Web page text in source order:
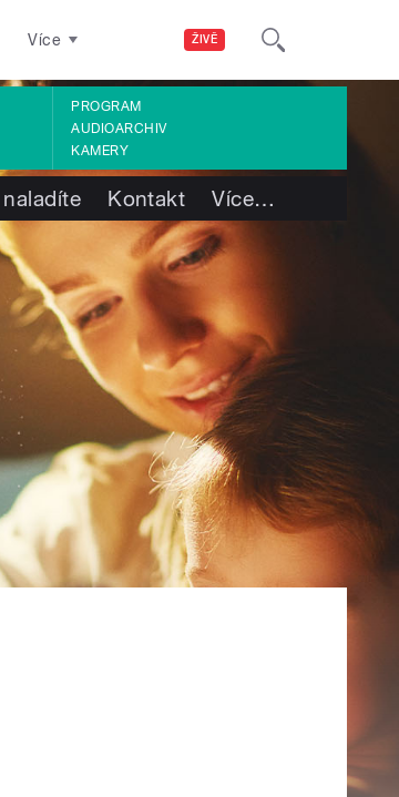
ŽIVĚ
Více
PROGRAM
AUDIOARCHIV
KAMERY
Kontakt Více…